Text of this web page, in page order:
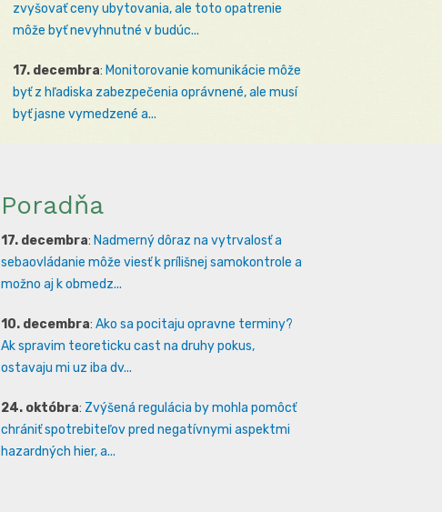
zvyšovať ceny ubytovania, ale toto opatrenie
môže byť nevyhnutné v budúc...
17. decembra: Monitorovanie komunikácie môže
byť z hľadiska zabezpečenia oprávnené, ale musí
byť jasne vymedzené a...
Poradňa
17. decembra: Nadmerný dôraz na vytrvalosť a
sebaovládanie môže viesť k prílišnej samokontrole a
možno aj k obmedz...
10. decembra: Ako sa pocitaju opravne terminy?
Ak spravim teoreticku cast na druhy pokus,
ostavaju mi uz iba dv...
24. októbra: Zvýšená regulácia by mohla pomôcť
chrániť spotrebiteľov pred negatívnymi aspektmi
hazardných hier, a...